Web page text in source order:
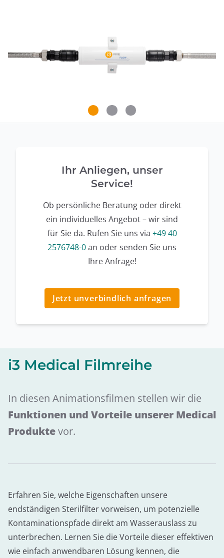
Ihr Anliegen, unser
Service!
Ob persönliche Beratung oder direkt
ein individuelles Angebot – wir sind
für Sie da. Rufen Sie uns via +49 40
2576748-0an oder senden Sie uns
Ihre Anfrage!
Jetzt unverbindlich anfragen
i3 Medical Filmreihe
In diesen Animationsfilmen stellen wir die
Funktionen und Vorteile unserer Medical
Produktevor.
Erfahren Sie, welche Eigenschaften unsere
endständigen Sterilfilter vorweisen, um potenzielle
Kontaminationspfade direkt am Wasserauslass zu
unterbrechen. Lernen Sie die Vorteile dieser effektiven
wie einfach anwendbaren Lösung kennen, die